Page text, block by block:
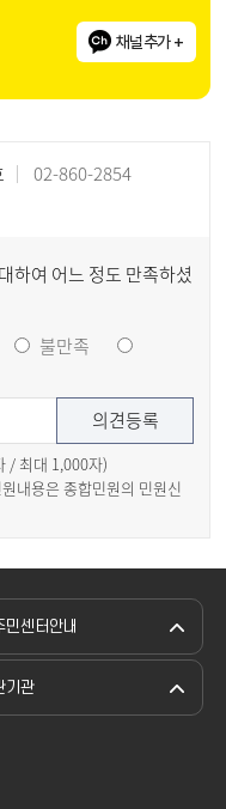
채널추가 +
02-860-2854
하여 어느 정도 만족하셨
불만족
/ 최대 1,000자)
내용은 종합민원의 민원신
민센터안내
기관